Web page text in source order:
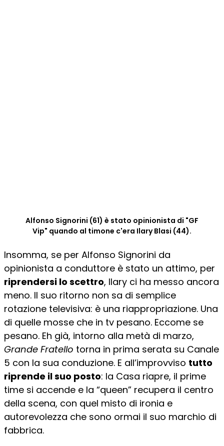
Alfonso Signorini (61) è stato opinionista di "GF
Vip" quando al timone c'era Ilary Blasi (44).
Insomma, se per Alfonso Signorini da
opinionista a conduttore è stato un attimo, per
riprendersi lo scettro, Ilary ci ha messo ancora
meno. Il suo ritorno non sa di semplice
rotazione televisiva: è una riappropriazione. Una
di quelle mosse che in tv pesano. Eccome se
pesano. Eh già, intorno alla metà di marzo,
Grande Fratello torna in prima serata su Canale
5 con la sua conduzione. E all’improvviso tutto
riprende il suo posto: la Casa riapre, il prime
time si accende e la “queen” recupera il centro
della scena, con quel misto di ironia e
autorevolezza che sono ormai il suo marchio di
fabbrica.